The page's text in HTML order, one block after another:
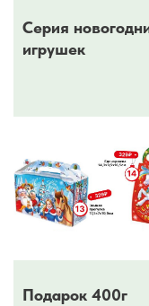
Серия
игрушек
Подарок 400г